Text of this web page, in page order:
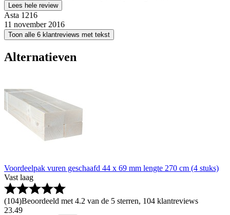
Lees hele review
Asta 1216
11 november 2016
Toon alle 6 klantreviews met tekst
Alternatieven
Voordeelpak vuren geschaafd 44 x 69 mm lengte 270 cm (4 stuks)
Vast laag
(104)Beoordeeld met 4.2 van de 5 sterren, 104 klantreviews
23.49